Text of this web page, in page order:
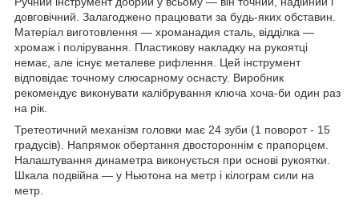
довговічний. Залагоджено працювати за будь-яких обставин.
Матеріал виготовлення — хроманадия сталь, відділка —
хромаж і полірування. Пластикову накладку на рукоятці
немає, але існує металеве рифлення. Цей інструмент
відповідає точному слюсарному оснасту. Виробник
рекомендує виконувати калібрування ключа хоча-би один раз
на рік.
Третеотичний механізм головки має 24 зуби (1 поворот - 15
градусів). Напрямок обертання двостороннім є прапорцем.
Налаштування динаметра виконується при основі рукоятки.
Шкала подвійна — у Ньютона на метр і кілограм сили на
метр.